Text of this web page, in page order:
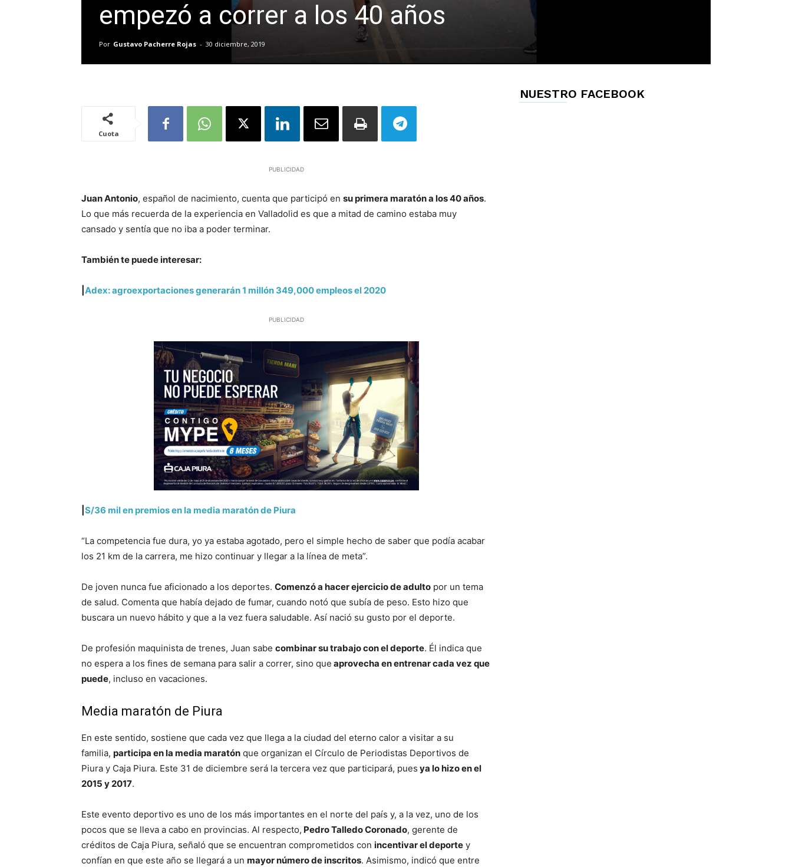
empezó a correr a los 40 años
Por Gustavo Pacherre Rojas - 30 diciembre, 2019
Cuota
PUBLICIDAD
Juan Antonio, español de nacimiento, cuenta que participó en su primera maratón a los 40 años.
Lo que más recuerda de la experiencia en Valladolid es que a mitad de camino estaba muy
cansado y sentía que no iba a poder terminar.
También te puede interesar:
Adex: agroexportaciones generarán 1 millón 349,000 empleos el 2020
PUBLICIDAD
S/36 mil en premios en la media maratón de Piura
“La competencia fue dura, yo ya estaba agotado, pero el simple hecho de saber que podía acabar
los 21 km de la carrera, me hizo continuar y llegar a la línea de meta”.
De joven nunca fue aficionado a los deportes. Comenzó a hacer ejercicio de adulto por un tema
de salud. Comenta que había dejado de fumar, cuando notó que subía de peso. Esto hizo que
buscara un nuevo hábito y que a la vez fuera saludable. Así nació su gusto por el deporte.
De profesión maquinista de trenes, Juan sabe combinar su trabajo con el deporte. Él indica que
no espera a los fines de semana para salir a correr, sino que aprovecha en entrenar cada vez que
puede, incluso en vacaciones.
Media maratón de Piura
En este sentido, sostiene que cada vez que llega a la ciudad del eterno calor a visitar a su
familia, participa en la media maratón que organizan el Círculo de Periodistas Deportivos de
Piura y Caja Piura. Este 31 de diciembre será la tercera vez que participará, pues ya lo hizo en el
2015 y 2017.
Este evento deportivo es uno de los más importantes en el norte del país y, a la vez, uno de los
pocos que se lleva a cabo en provincias. Al respecto, Pedro Talledo Coronado, gerente de
créditos de Caja Piura, señaló que se encuentran comprometidos con incentivar el deporte y
confían en que este año se llegará a un mayor número de inscritos. Asimismo, indicó que entre
NUESTRO FACEBOOK